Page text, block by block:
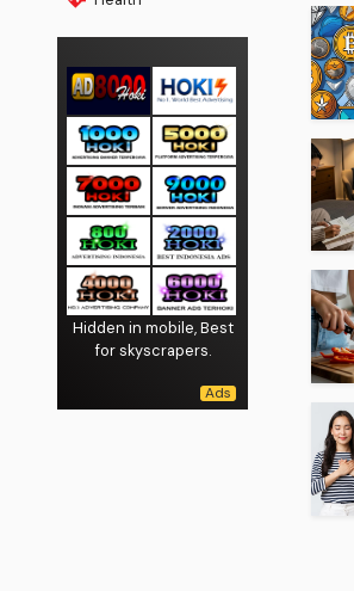
Hidden in mobile, Best
for skyscrapers.